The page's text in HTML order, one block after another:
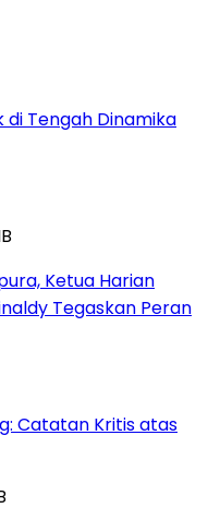
di Tengah Dinamika
Ketua Harian
Tegaskan Peran
Catatan Kritis atas